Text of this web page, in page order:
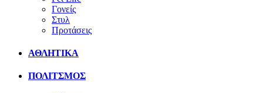
Γονείς
Στυλ
Προτάσεις
ΑΘΛΗΤΙΚΑ
ΠΟΛΙΤΣΜΟΣ